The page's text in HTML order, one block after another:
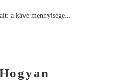
a kávé mennyisége...